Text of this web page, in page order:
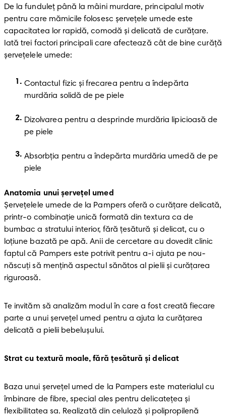
De la funduleț până la mâini murdare, principalul motiv
pentru care mămicile folosesc șervețele umede este
capacitatea lor rapidă, comodă și delicată de curățare.
Iată trei factori principali care afectează cât de bine curăță
șervețelele umede:
Contactul fizic și frecarea pentru a îndepărta
murdăria solidă de pe piele
Dizolvarea pentru a desprinde murdăria lipicioasă de
pe piele
Absorbția pentru a îndepărta murdăria umedă de pe
piele
Anatomia unui șervețel umed
Șervețelele umede de la Pampers oferă o curățare delicată,
printr-o combinație unică formată din textura ca de
bumbac a stratului interior, fără țesătură și delicat, cu o
loțiune bazată pe apă. Anii de cercetare au dovedit clinic
faptul că Pampers este potrivit pentru a-i ajuta pe nou-
născuți să mențină aspectul sănătos al pielii și curățarea
riguroasă.
Te invităm să analizăm modul în care a fost creată fiecare
parte a unui șervețel umed pentru a ajuta la curățarea
delicată a pielii bebelușului.
Strat cu textură moale, fără țesătură și delicat
Baza unui șervețel umed de la Pampers este materialul cu
îmbinare de fibre, special ales pentru delicatețea și
flexibilitatea sa. Realizată din celuloză și polipropilenă